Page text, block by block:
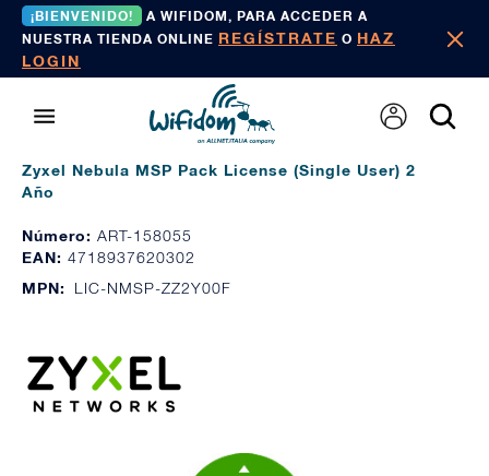
¡BIENVENIDO!
A WIFIDOM, PARA ACCEDER A
NUESTRA TIENDA ONLINE REGÍSTRATE O HAZ
LOGIN
Zyxel Nebula MSP Pack License (Single User) 2
Año
Número: ART-158055
EAN: 4718937620302
MPN:
LIC-NMSP-ZZ2Y00F